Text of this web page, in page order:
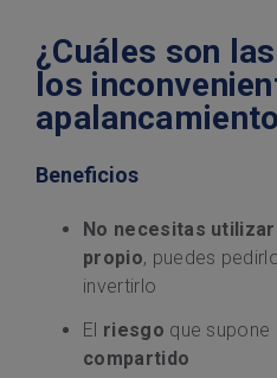
¿Cuáles son
los
Beneficios
No necesitas
propio, puedes
invertirlo
El riesgo que supone
compartido